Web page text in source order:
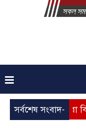
সর্বশেষ সংবাদ-
তার চেহারা কি দেখা